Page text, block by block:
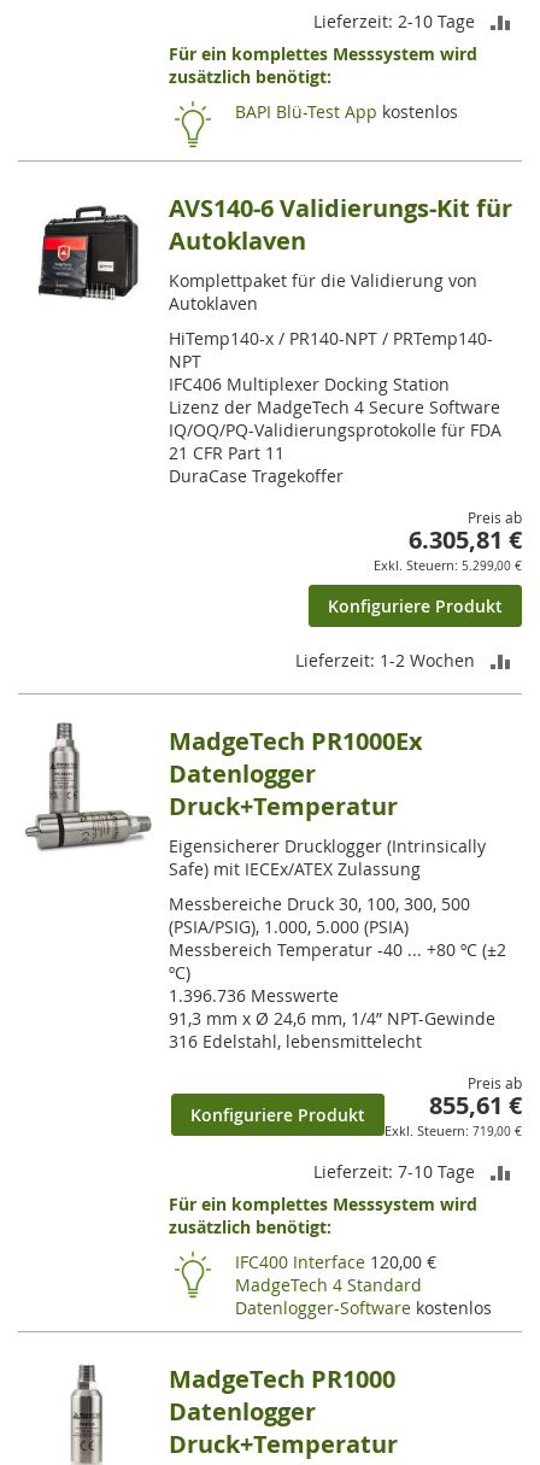
Lieferzeit: 2-10 Tage
Für ein komplettes Messsystem wird
zusätzlich benötigt:
BAPI Blü-Test App kostenlos
AVS140-6 Validierungs-Kit für
Autoklaven
Komplettpaket für die Validierung von
Autoklaven
HiTemp140-x / PR140-NPT / PRTemp140-
NPT
IFC406 Multiplexer Docking Station
Lizenz der MadgeTech 4 Secure Software
IQ/OQ/PQ-Validierungsprotokolle für FDA
21 CFR Part 11
DuraCase Tragekoffer
Preis ab
6.305,81 €
5.299,00 €
Konfiguriere Produkt
Lieferzeit: 1-2 Wochen
MadgeTech PR1000Ex
Datenlogger
Druck+Temperatur
Eigensicherer Drucklogger (Intrinsically
Safe) mit IECEx/ATEX Zulassung
Messbereiche Druck 30, 100, 300, 500
(PSIA/PSIG), 1.000, 5.000 (PSIA)
Messbereich Temperatur -40 ... +80 ºC (±2
ºC)
1.396.736 Messwerte
91,3 mm x Ø 24,6 mm, 1/4” NPT-Gewinde
316 Edelstahl, lebensmittelecht
Preis ab
855,61 €
719,00 €
Konfiguriere Produkt
Lieferzeit: 7-10 Tage
Für ein komplettes Messsystem wird
zusätzlich benötigt:
IFC400 Interface 120,00 €
MadgeTech 4 Standard
Datenlogger-Software kostenlos
MadgeTech PR1000
Datenlogger
Druck+Temperatur